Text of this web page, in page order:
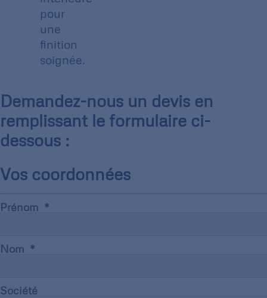
pour
une
finition
soignée.
Demandez-nous un devis en
remplissant le formulaire ci-
dessous :
Vos coordonnées
Prénom
Nom
Société